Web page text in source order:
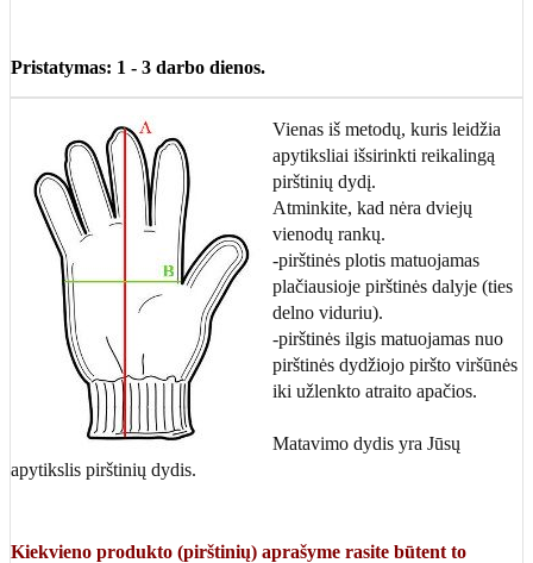
Pristatymas: 1 - 3 darbo dienos.
Vienas iš metodų, kuris leidžia
apytiksliai išsirinkti reikalingą
pirštinių dydį.
Atminkite, kad nėra dviejų
vienodų rankų.
-pirštinės plotis matuojamas
plačiausioje pirštinės dalyje (ties
delno viduriu).
-pirštinės ilgis matuojamas nuo
pirštinės dydžiojo piršto viršūnės
iki užlenkto atraito apačios.
Matavimo dydis yra Jūsų
apytikslis pirštinių dydis.
Kiekvieno produkto (pirštinių) aprašyme rasite būtent to